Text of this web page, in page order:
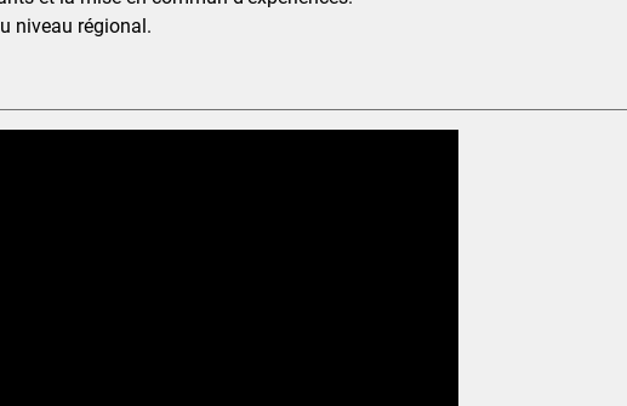
niveau régional.